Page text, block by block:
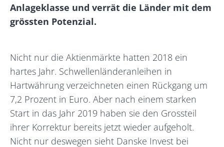
Anlageklasse und verrät die Länder mit dem
grössten Potenzial.
Nicht nur die Aktienmärkte hatten 2018 ein
hartes Jahr. Schwellenländeranleihen in
Hartwährung verzeichneten einen Rückgang um
7,2 Prozent in Euro. Aber nach einem starken
Start in das Jahr 2019 haben sie den Grossteil
ihrer Korrektur bereits jetzt wieder aufgeholt.
Nicht nur deswegen sieht Danske Invest bei